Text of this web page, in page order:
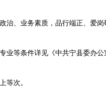
、业务素质，品行端正、爱岗
等条件详见《中共宁县委办公
次。